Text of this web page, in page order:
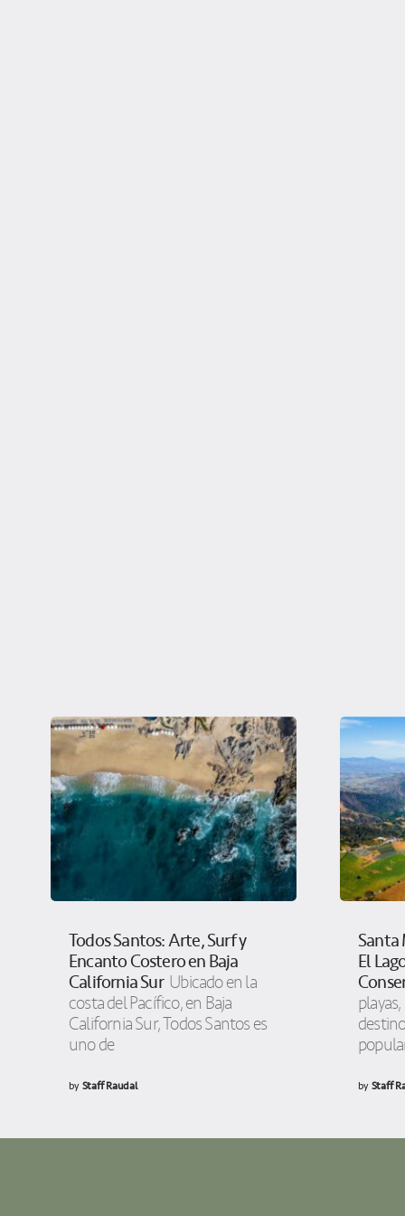
Todos Santos: Arte, Surf y
Encanto Costero en Baja
California Sur Ubicado en la
costa del Pacífico, en Baja
California Sur, Todos Santos es
uno de
byStaff Raudal
El
byStaff